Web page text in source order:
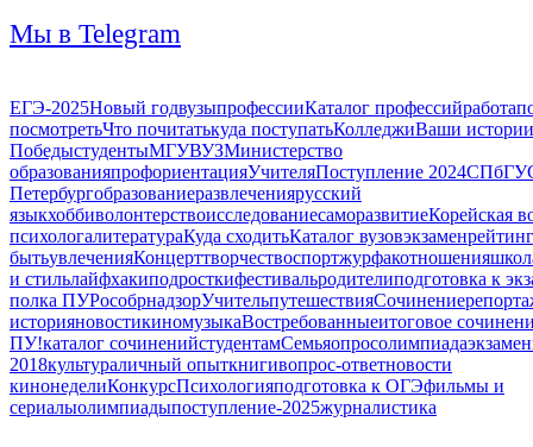
Мы в Telegram
ЕГЭ-2025Новый годвузыпрофессииКаталог профессийработа
посмотретьЧто почитатькуда поступатьКолледжиВаши истории
ПобедыстудентыМГУВУЗМинистерство
образованияпрофориентацияУчителяПоступление 2024СПбГУ
Петербургобразованиеразвлечениярусский
языкхоббиволонтерствоисследованиесаморазвитиеКорейская
психологалитератураКуда сходитьКаталог вузовэкзаменрейтинг
бытьувлеченияКонцерттворчествоспортжурфакотношения
и стильлайфхакиподросткифестивальродителиподготовка к
полка ПУРособрнадзорУчительпутешествияСочинение
историяновостикиномузыкаВостребованныеитоговое
ПУ!каталог сочиненийстудентамСемьяопросолимпиада
2018культураличный опыткнигивопрос-ответновости
кинонеделиКонкурсПсихологияподготовка к ОГЭфильмы и
сериалыолимпиадыпоступление-2025журналистика